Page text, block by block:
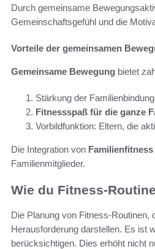
Durch gemeinsame
Gemeinschaftsgefühl und die
Vorteile der gemeinsamen
Gemeinsame Bewegung bietet
Stärkung der
Fitnessspaß für die ganze
Vorbildfunktion: Eltern, die
Die Integration von Familienfitness
Familienmitglieder.
Wie du Fitness-
Die Planung von Fitness-Routinen,
Herausforderung darstellen. Es ist
berücksichtigen. Dies erhöht nicht